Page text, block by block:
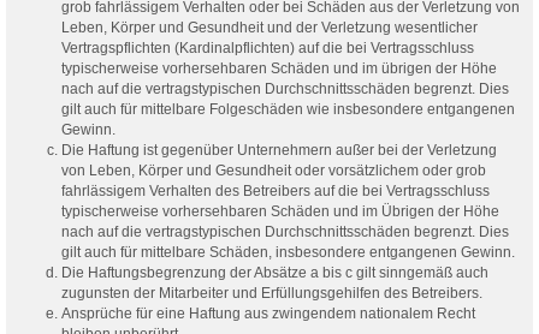
grob fahrlässigem Verhalten oder bei Schäden aus der Verletzung von
Leben, Körper und Gesundheit und der Verletzung wesentlicher
Vertragspflichten (Kardinalpflichten) auf die bei Vertragsschluss
typischerweise vorhersehbaren Schäden und im übrigen der Höhe
nach auf die vertragstypischen Durchschnittsschäden begrenzt. Dies
gilt auch für mittelbare Folgeschäden wie insbesondere entgangenen
Gewinn.
Die Haftung ist gegenüber Unternehmern außer bei der Verletzung
von Leben, Körper und Gesundheit oder vorsätzlichem oder grob
fahrlässigem Verhalten des Betreibers auf die bei Vertragsschluss
typischerweise vorhersehbaren Schäden und im Übrigen der Höhe
nach auf die vertragstypischen Durchschnittsschäden begrenzt. Dies
gilt auch für mittelbare Schäden, insbesondere entgangenen Gewinn.
Die Haftungsbegrenzung der Absätze a bis c gilt sinngemäß auch
zugunsten der Mitarbeiter und Erfüllungsgehilfen des Betreibers.
Ansprüche für eine Haftung aus zwingendem nationalem Recht